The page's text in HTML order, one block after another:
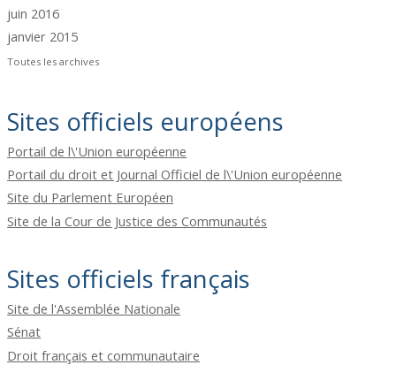
juin 2016
janvier 2015
Toutes les archives
Sites officiels européens
Portail de l\'Union européenne
Portail du droit et Journal Officiel de l\'Union européenne
Site du Parlement Européen
Site de la Cour de Justice des Communautés
Sites officiels français
Site de l'Assemblée Nationale
Sénat
Droit français et communautaire